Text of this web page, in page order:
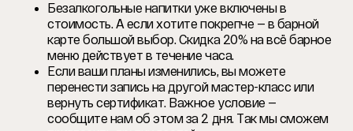
Безалкогольные напитки уже включены в
стоимость. А если хотите покрепче — в барной
карте большой выбор. Скидка 20% на всё барное
меню действует в течение часа.
Если ваши планы изменились, вы можете
перенести запись на другой мастер-класс или
вернуть сертификат. Важное условие —
сообщите нам об этом за 2 дня. Так мы сможем